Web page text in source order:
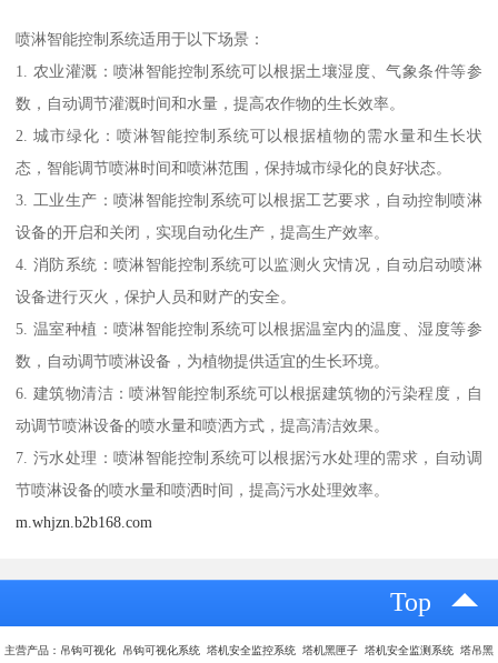
喷淋智能控制系统适用于以下场景：
1. 农业灌溉：喷淋智能控制系统可以根据土壤湿度、气象条件等参
数，自动调节灌溉时间和水量，提高农作物的生长效率。
2. 城市绿化：喷淋智能控制系统可以根据植物的需水量和生长状
态，智能调节喷淋时间和喷淋范围，保持城市绿化的良好状态。
3. 工业生产：喷淋智能控制系统可以根据工艺要求，自动控制喷淋
设备的开启和关闭，实现自动化生产，提高生产效率。
4. 消防系统：喷淋智能控制系统可以监测火灾情况，自动启动喷淋
设备进行灭火，保护人员和财产的安全。
5. 温室种植：喷淋智能控制系统可以根据温室内的温度、湿度等参
数，自动调节喷淋设备，为植物提供适宜的生长环境。
6. 建筑物清洁：喷淋智能控制系统可以根据建筑物的污染程度，自
动调节喷淋设备的喷水量和喷洒方式，提高清洁效果。
7. 污水处理：喷淋智能控制系统可以根据污水处理的需求，自动调
节喷淋设备的喷水量和喷洒时间，提高污水处理效率。
m.whjzn.b2b168.com
Top
主营产品：吊钩可视化 吊钩可视化系统 塔机安全监控系统 塔机黑匣子 塔机安全监测系统 塔吊黑